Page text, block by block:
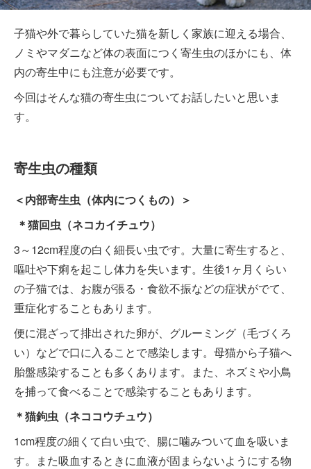
子猫や外で暮らしていた猫を新しく家族に迎える場合、
ノミやマダニなど体の表面につく寄生虫のほかにも、体
内の寄生中にも注意が必要です。
今回はそんな猫の寄生虫についてお話したいと思いま
す。
寄生虫の種類
＜内部寄生虫（体内につくもの）＞
＊猫回虫（ネコカイチュウ）
3～12cm程度の白く細長い虫です。大量に寄生すると、
嘔吐や下痢を起こし体力を失います。生後1ヶ月くらい
の子猫では、お腹が張る・食欲不振などの症状がでて、
重症化することもあります。
便に混ざって排出された卵が、グルーミング（毛づくろ
い）などで口に入ることで感染します。母猫から子猫へ
胎盤感染することも多くあります。また、ネズミや小鳥
を捕って食べることで感染することもあります。
＊猫鉤虫（ネココウチュウ）
1cm程度の細くて白い虫で、腸に噛みついて血を吸いま
す。また吸血するときに血液が固まらないようにする物